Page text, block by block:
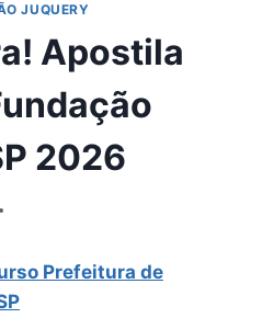
JUQUERY
Apostila
2026
Prefeitura de